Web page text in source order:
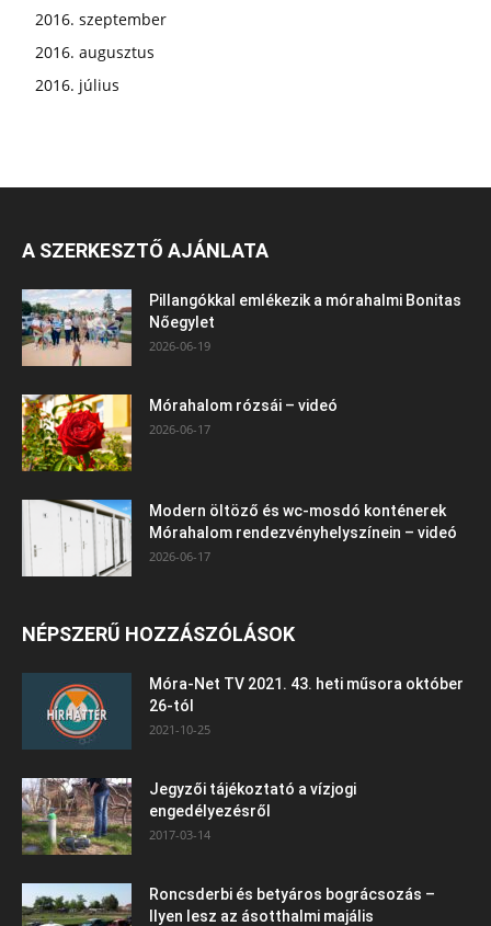
2016. szeptember
2016. augusztus
2016. július
A SZERKESZTŐ AJÁNLATA
Pillangókkal emlékezik a mórahalmi Bonitas
Nőegylet
2026-06-19
Mórahalom rózsái – videó
2026-06-17
Modern öltöző és wc-mosdó konténerek
Mórahalom rendezvényhelyszínein – videó
2026-06-17
NÉPSZERŰ HOZZÁSZÓLÁSOK
Móra-Net TV 2021. 43. heti műsora október
26-tól
2021-10-25
Jegyzői tájékoztató a vízjogi
engedélyezésről
2017-03-14
Roncsderbi és betyáros bográcsozás –
Ilyen lesz az ásotthalmi majális